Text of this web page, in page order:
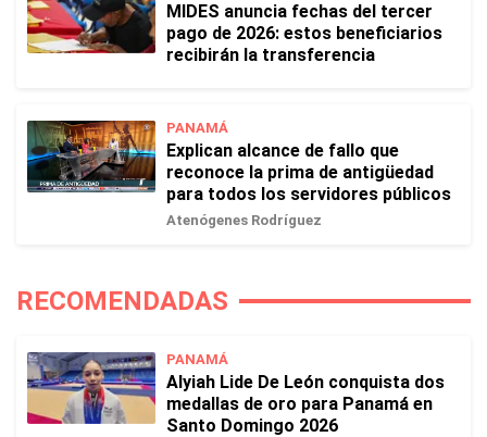
MIDES anuncia fechas del tercer
pago de 2026: estos beneficiarios
recibirán la transferencia
PANAMÁ
Explican alcance de fallo que
reconoce la prima de antigüedad
para todos los servidores públicos
Atenógenes Rodríguez
RECOMENDADAS
PANAMÁ
Alyiah Lide De León conquista dos
medallas de oro para Panamá en
Santo Domingo 2026